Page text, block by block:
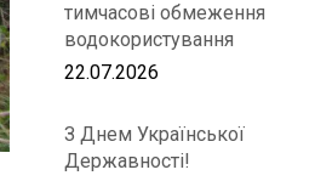
тимчасові обмеження
водокористування
22.07.2026
З Днем Української
Державності!